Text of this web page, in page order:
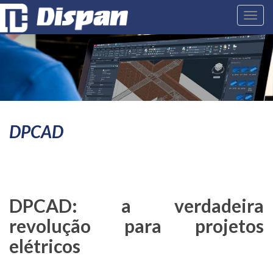
DPCAD
DPCAD: a verdadeira
revolução para projetos
elétricos